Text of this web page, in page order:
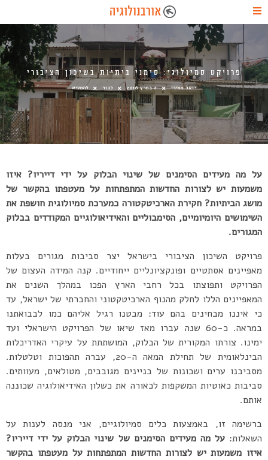
פרויקט סמיולוגי: סימני ביתיות בשיכון הציבורי
יואב מאירי 2 במרץ 2016 לגור להמציא
על מה מעידים הסימנים של שינוי הבלוק על ידי דייריו? איזו
משמעות יש לצורות החדשות המתפתחות על מעטפתו בהקשר של
מושג הביתיות? חקירת הארכיטקטורה כמערכת סמיולוגית חושפת את
השימושים היומיומיים, הסימבוליים והאידיאולוגיים המקודדים בבלוק
המגורים.
פרויקט השיכון הציבורי בישראל יצר סביבות מגורים בעלות
מאפיינים אסתטיים ופונקציונליים ייחודיים. קנה המידה העצום של
הפרויקט ותפוצתו בכל רחבי הארץ הפכו במהלך השנים את
המאפיינים הללו לחלק מהנוף הארכיטקטוני והחברתי של ישראל, עד
כי איננו מבחינים בהם עוד: מבטנו רגיל אליהם כמו לבבואתנו
במראה. כ-60 שנה עברו מאז שיאו של הפרויקט הישראלי ועד
ימינו. צורתו המקורית של הבלוק, המושתתת על עיקרי האדריכלות
הבינלאומית של תחילת המאה ה-20, עברה תהפוכות וטלטלות.
מסביבנו ערים ושכונות של בניינים מגובבים, מטולאים, מעוותים.
סביבות כאוטיות המשקפות לכאורה את כשלון האידיאולוגיה שכוננה
אותם.
ברשימה זו, באמצעות כלים סמיולוגיים, אני מנסה לענות על
השאלות:על מה מעידים הסימנים של שינוי הבלוק על ידי דייריו?
איזו משמעות יש לצורות החדשות המתפתחות על מעטפתו בהקשר